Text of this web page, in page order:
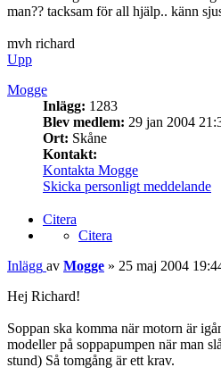
man?? tacksam för all hjälp.. känn
mvh richard
Upp
Mogge
Inlägg: 1283
Blev medlem: 29 jan 2004
Ort: Skåne
Kontakt:
Kontakta Mogge
Skicka personligt meddelande
Citera
Citera
Inlägg av Mogge » 25 maj 2004
Hej Richard!
Soppan ska komma när motorn är
modeller på soppapumpen när man
stund) Så tomgång är ett krav.